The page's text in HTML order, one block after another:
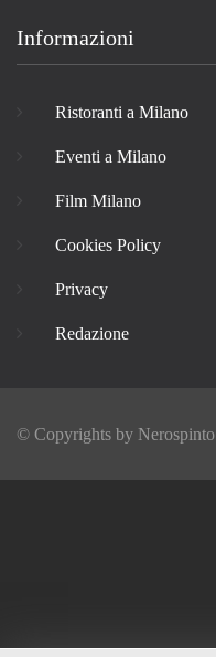
Informazioni
Ristoranti a Milano
Eventi a Milano
Film Milano
Cookies Policy
Privacy
Redazione
© Copyrights by Nerospinto